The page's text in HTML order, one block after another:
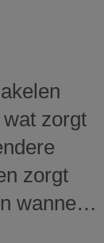
zorgt
zorgt
wanneer